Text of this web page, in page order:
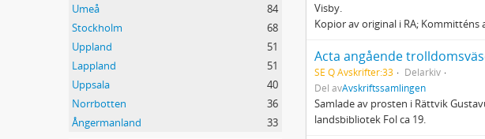
Umeå
84
Stockholm
68
Uppland
51
Lappland
51
Uppsala
40
Norrbotten
36
Ångermanland
33
Visby.
Kopior av original i RA; Kommitténs
Acta angående
SE Q Avskrifter:33
Delarkiv
Del avAvskriftssamlingen
Samlade av prosten i Rättvik
landsbibliotek Fol ca 19.